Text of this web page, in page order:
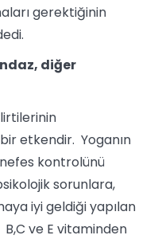
gerektiğinin
diğer
etkendir. Yoganın
kontrolünü
sorunlara,
iyi geldiği yapılan
ve E vitaminden